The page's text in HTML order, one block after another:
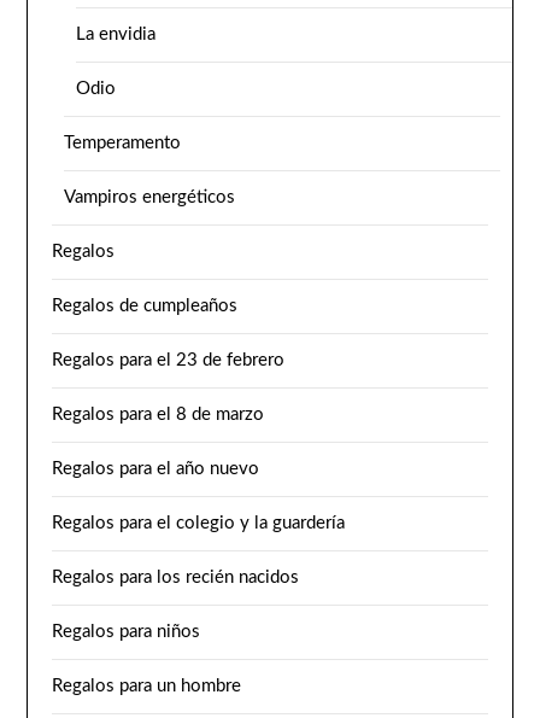
La envidia
Odio
Temperamento
Vampiros energéticos
Regalos
Regalos de cumpleaños
Regalos para el 23 de febrero
Regalos para el 8 de marzo
Regalos para el año nuevo
Regalos para el colegio y la guardería
Regalos para los recién nacidos
Regalos para niños
Regalos para un hombre